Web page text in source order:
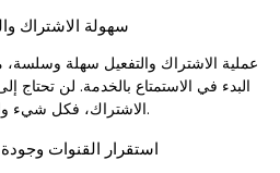
3. سهولة الاشتراك
عملية الاشتراك والتفعيل سهلة
البدء في الاستمتاع بالخدمة. لن تحتاج
الاشتراك، فكل شيء واضح ومبسط.
4. استقرار القنوات